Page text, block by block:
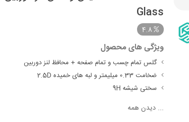
Glass
4.8
ویژگی های محصول
گلس تمام چسب و تمام صفحه + محافظ لنز دوربین
ضخامت 0.33 میلیمتر و لبه های خمیده 2.5D
سختی شیشه 9H
...دیدن همه